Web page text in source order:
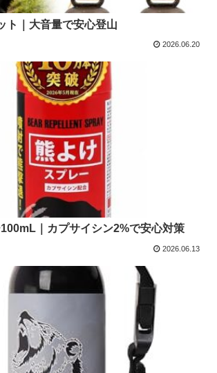
ト｜大音量で安心登山
2026.06.20
｜カプサイシン2%で安心対策
2026.06.13